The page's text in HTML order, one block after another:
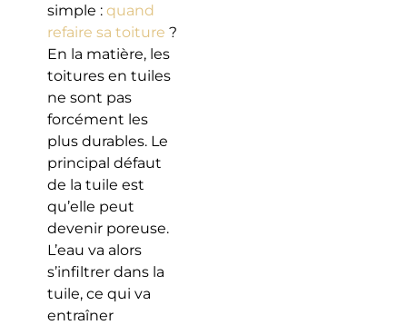
simple : quand
refaire sa toiture ?
En la matière, les
toitures en tuiles
ne sont pas
forcément les
plus durables. Le
principal défaut
de la tuile est
qu’elle peut
devenir poreuse.
L’eau va alors
s’infiltrer dans la
tuile, ce qui va
entraîner